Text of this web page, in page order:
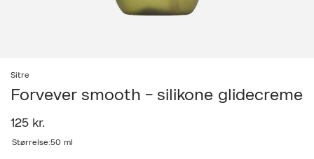
Sitre
Forvever smooth - silikone glidecreme
125 kr.
a
Størrelse:50 ml